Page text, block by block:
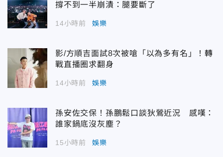
撐不到一半崩潰：腿要斷了
14小時前 娛樂
影/方順吉面試8次被嗆「以為多有名」！轉
戰直播圈求翻身
14小時前 娛樂
孫安佐交保！孫鵬鬆口談狄鶯近況 感嘆：
誰家鍋底沒灰塵？
15小時前 娛樂